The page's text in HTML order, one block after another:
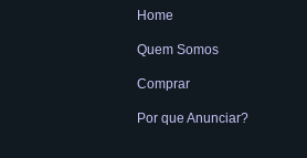
Home
Quem Somos
Comprar
Por que Anunciar?